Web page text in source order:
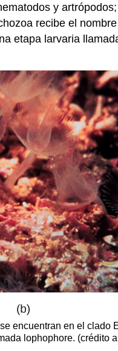
y
recibe el
etapa larvaria
encuentran en el clado
lophophore. (crédito